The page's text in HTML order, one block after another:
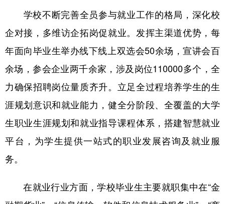
学校不断完善全员参与就业工作的格局，深化校
企对接，多维访企拓岗促就业。发挥主渠道优势，每
年面向毕业生举办线下线上双选会50余场，宣讲会百
余场，参会企业两千余家，涉及岗位110000多个，全
力确保招聘岗位量质齐升。立足全过程培养学生的生
涯规划意识和就业能力，健全分阶段、全覆盖的大学
生职业生涯规划和就业指导课程体系，搭建智慧就业
平台，为学生提供一站式的职业发展咨询及就业服
务。
在就业行业方面，学校毕业生主要就职集中在“金